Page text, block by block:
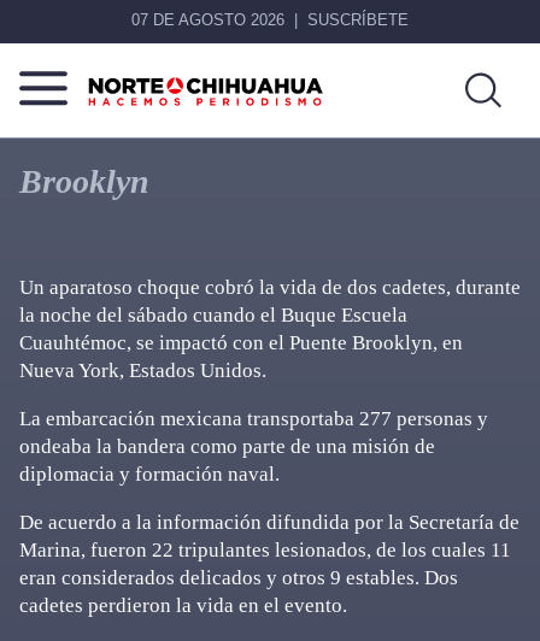
07 DE AGOSTO 2026 SUSCRÍBETE
Norte
De
Chihuahua
Más
que
noticias,
Brooklyn
Un aparatoso choque cobró la vida de dos cadetes, durante
la noche del sábado cuando el Buque Escuela
Cuauhtémoc, se impactó con el Puente Brooklyn, en
Nueva York, Estados Unidos.
La embarcación mexicana transportaba 277 personas y
ondeaba la bandera como parte de una misión de
diplomacia y formación naval.
De acuerdo a la información difundida por la Secretaría de
Marina, fueron 22 tripulantes lesionados, de los cuales 11
eran considerados delicados y otros 9 estables. Dos
cadetes perdieron la vida en el evento.